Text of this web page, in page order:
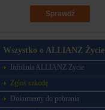
Sprawdź
Wszystko o ALLIANZ Życie
Infolinia ALLIANZ Życie
Zgłoś szkodę
Dokumenty do pobrania